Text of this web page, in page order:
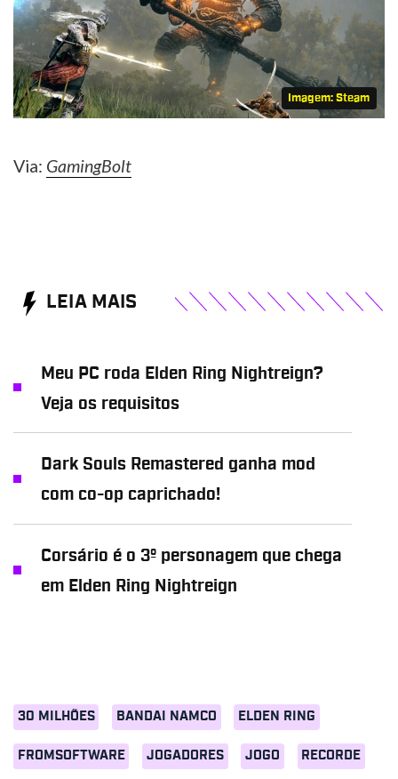
Imagem: Steam
Via: GamingBolt
30 MILHÕES BANDAI NAMCO ELDEN RING
FROMSOFTWARE JOGADORES JOGO RECORDE
LEIA MAIS
Meu PC roda Elden Ring Nightreign?
Veja os requisitos
Dark Souls Remastered ganha mod
com co-op caprichado!
Corsário é o 3º personagem que chega
em Elden Ring Nightreign